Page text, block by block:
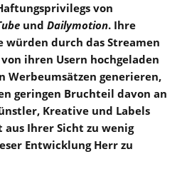
von
und Dailymotion. Ihre
würden durch das Streamen
ihren Usern hochgeladen
Werbeumsätzen generieren,
geringen Bruchteil davon an
Kreative und Labels
aus Ihrer Sicht zu wenig
Entwicklung Herr zu